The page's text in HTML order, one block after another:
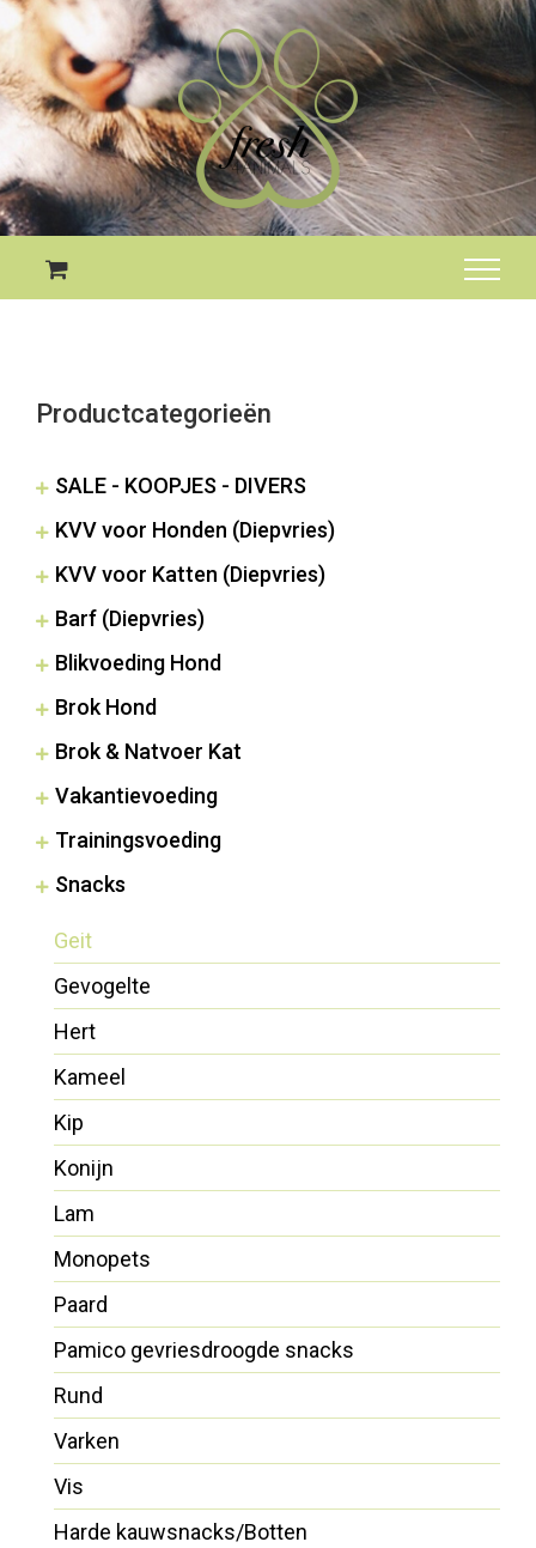
Skip
content
Productcategorieën
SALE - KOOPJES - DIVERS
KVV voor Honden (Diepvries)
KVV voor Katten (Diepvries)
Barf (Diepvries)
Blikvoeding Hond
Brok Hond
Brok & Natvoer Kat
Vakantievoeding
Trainingsvoeding
Snacks
Geit
Gevogelte
Hert
Kameel
Kip
Konijn
Lam
Monopets
Paard
Pamico gevriesdroogde snacks
Rund
Varken
Vis
Harde kauwsnacks/Botten